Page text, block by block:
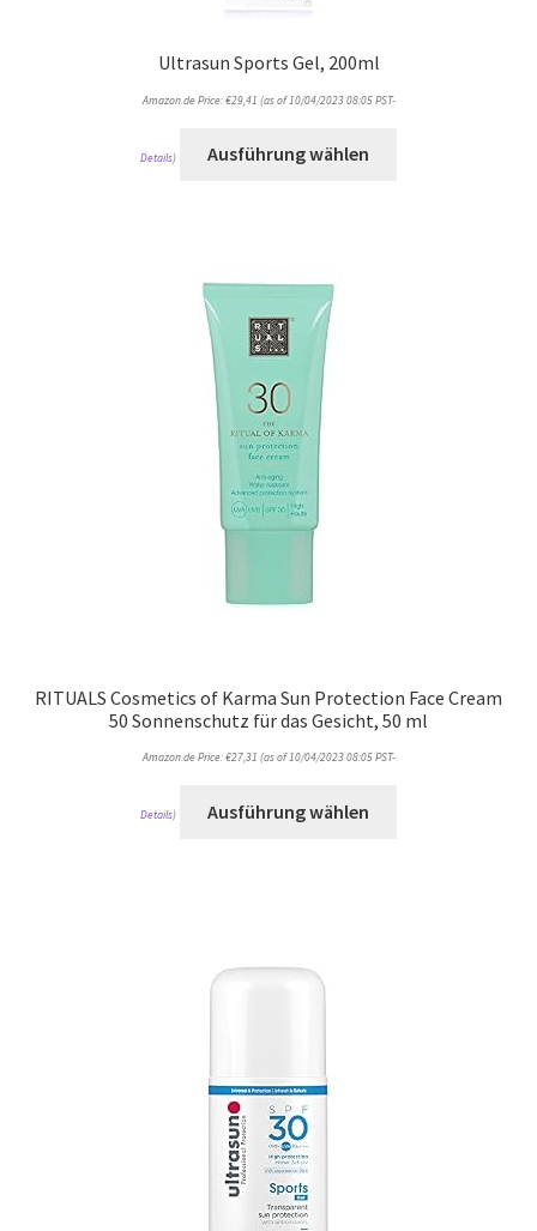
Ultrasun Sports Gel, 200ml
Amazon.de Price:€29,41 (as of 10/04/2023 08:05 PST-
Details) Ausführung wählen
RITUALS Cosmetics of Karma Sun Protection Face Cream
50 Sonnenschutz für das Gesicht, 50 ml
Amazon.de Price:€27,31 (as of 10/04/2023 08:05 PST-
Details) Ausführung wählen